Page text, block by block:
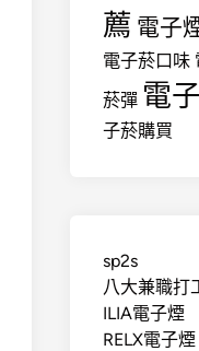
薦 電子
電子菸口味
菸彈 電
子菸購買
sp2s
八大兼職打
ILIA電子煙
RELX電子煙